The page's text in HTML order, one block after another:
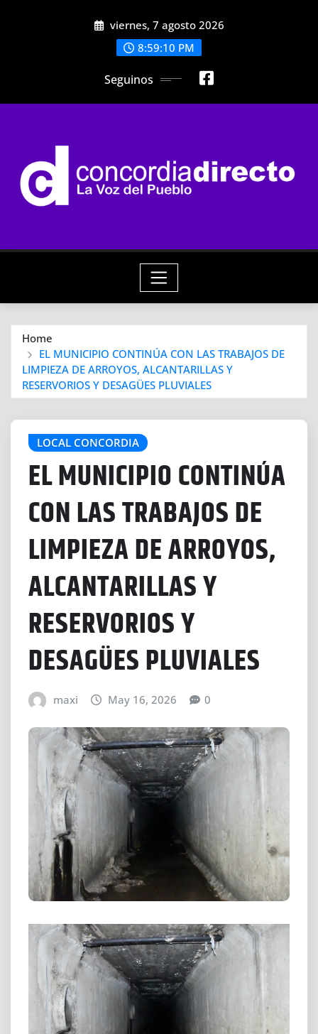
viernes, 7 agosto 2026
8:59:12 PM
Seguinos
Home
EL MUNICIPIO CONTINÚA CON LAS TRABAJOS DE
LIMPIEZA DE ARROYOS, ALCANTARILLAS Y
RESERVORIOS Y DESAGÜES PLUVIALES
LOCAL CONCORDIA
EL MUNICIPIO CONTINÚA
CON LAS TRABAJOS DE
LIMPIEZA DE ARROYOS,
ALCANTARILLAS Y
RESERVORIOS Y
DESAGÜES PLUVIALES
maxi May 16, 2026 0